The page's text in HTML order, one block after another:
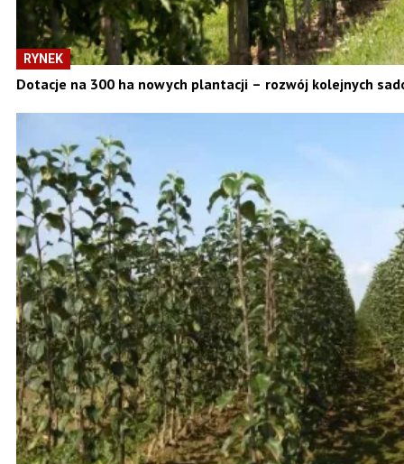
RYNEK
Dotacje na 300 ha nowych plantacji – rozwój kolejnych